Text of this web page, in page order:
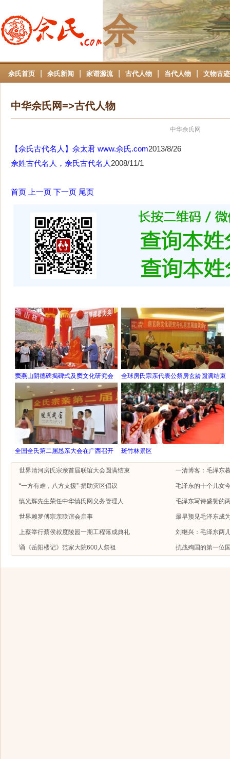
佘
佘氏首页 佘氏新闻 家谱源流 古代人物 当代人物 文物古迹
中华佘氏网=>古代人物
中华佘氏网
【佘氏古代名人】佘太君 www.佘氏.com2013/8/26
佘姓古代名人，佘氏古代名人 2008/11/1
首页 上一页 下一页 尾页
窦燕山阴德碑揭碑式及窦文化研究会 全球房氏宗亲代表公祭房玄龄圆满结束
全国全氏第二届恳亲大会在广西召开 斑竹林景区
世界清河房氏宗亲首届联谊大会圆满结束 一清博客：毛泽东
“一方有难，八方支援”-捐助灾区倡议 毛泽东的十个儿女
慎光辉先生荣任中华慎氏网义务管理人 毛泽东写诗盛赞的
世界赖罗傅宗亲联谊会启事 最早预见毛泽东成
上蔡举行蔡侯叔度陵园一期工程落成典礼 刘继兴：毛泽东两
诵《岳阳楼记》范家大院600人祭祖 抗战殉国的第一位